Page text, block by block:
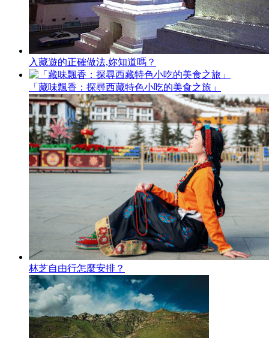
入藏遊的正確做法,妳知道嗎？
「藏味飄香：探尋西藏特色小吃的美食之旅」
林芝自由行怎麼安排？